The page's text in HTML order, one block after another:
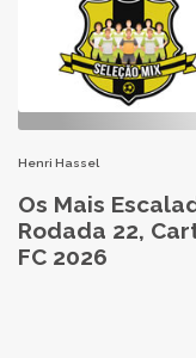
Henri Hassel
Os Mais
Rodada 22,
FC 2026